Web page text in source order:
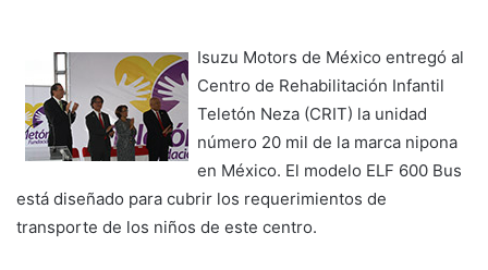
Isuzu Motors de México entregó al
Centro de Rehabilitación Infantil
Teletón Neza (CRIT) la unidad
número 20 mil de la marca nipona
en México. El modelo ELF 600 Bus
está diseñado para cubrir los requerimientos de
transporte de los niños de este centro.